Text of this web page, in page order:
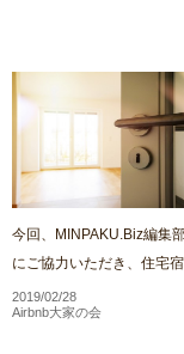
今回、MINPAKU.Biz編集
にご協力いただき、住宅
2019/02/28
Airbnb大家の会